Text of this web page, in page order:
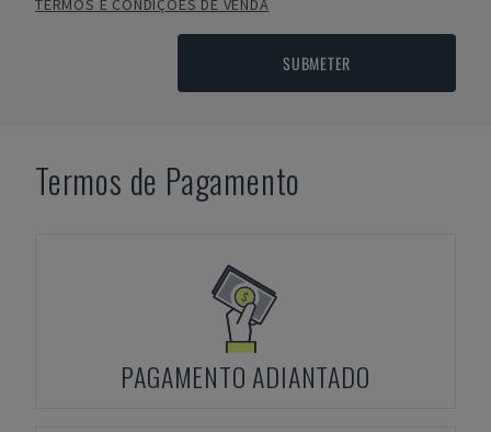
TERMOS E CONDIÇÕES DE VENDA
SUBMETER
Termos de Pagamento
PAGAMENTO ADIANTADO